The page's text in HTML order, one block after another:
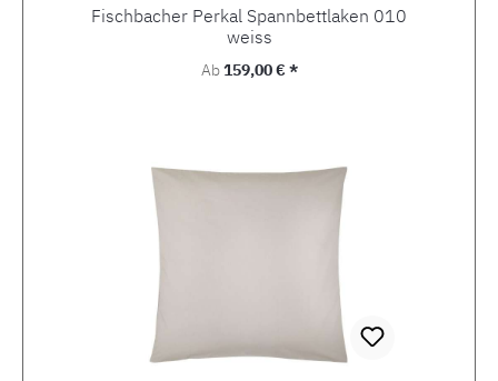
Fischbacher Perkal Spannbettlaken 010
weiss
Regulärer Preis:
Ab159,00 € *